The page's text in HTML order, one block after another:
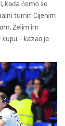
kada ćemo se
turnir. Cijenim
Želim im
kupu - kazao je